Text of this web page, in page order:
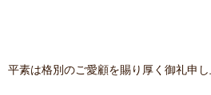
平素は格別のご愛顧を賜り厚く御礼申し